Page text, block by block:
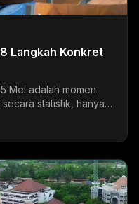
Langkah Konkret
Mei adalah momen
statistik, hanya